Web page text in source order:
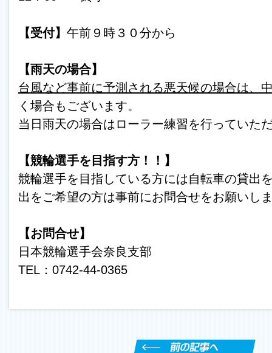
【受付】 午前９時３０分から
【雨天の場合】
台風など事前に予測される悪天候の場合は、
く場合もございます。
当日雨天の場合はローラー練習を行っていた
【競輪選手を目指す方！！】
競輪選手を目指している方には自転車の貸出
出をご希望の方は事前にお問合せをお願いし
【お問合せ】
日本競輪選手会奈良支部
TEL：0742-44-0365